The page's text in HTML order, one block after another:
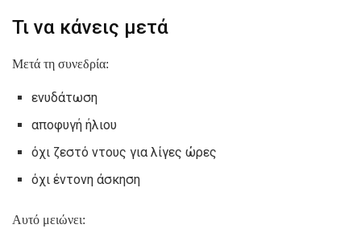
Τι να κάνεις μετά
Μετά τη συνεδρία:
ενυδάτωση
αποφυγή ήλιου
όχι ζεστό ντους για λίγες ώρες
όχι έντονη άσκηση
Αυτό μειώνει: